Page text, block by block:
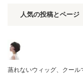
人気の投稿とページ
蒸れないウィッグ、クール